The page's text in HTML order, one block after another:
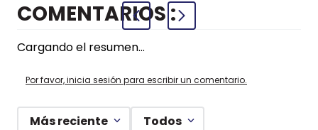
COMENTARIOS
Cargando el resumen…
Por favor, inicia sesión para escribir un comentario.
Más reciente Todos